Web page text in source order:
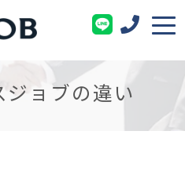
ョブの違い